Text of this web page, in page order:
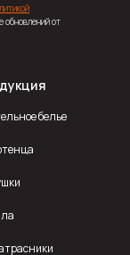
обновлений от
белье